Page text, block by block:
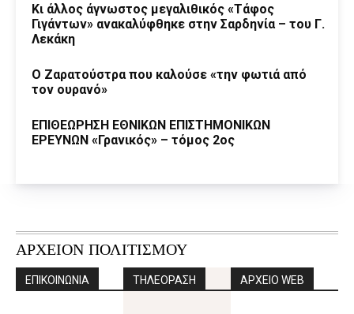
Κι άλλος άγνωστος μεγαλιθικός «Τάφος
Γιγάντων» ανακαλύφθηκε στην Σαρδηνία – του Γ.
Λεκάκη
Ο Ζαρατούστρα που καλούσε «την φωτιά από
τον ουρανό»
ΕΠΙΘΕΩΡΗΣΗ ΕΘΝΙΚΩΝ ΕΠΙΣΤΗΜΟΝΙΚΩΝ
ΕΡΕΥΝΩΝ «Γρανικός» – τόμος 2ος
ΑΡΧΕΙΟΝ ΠΟΛΙΤΙΣΜΟΥ
ΕΠΙΚΟΙΝΩΝΙΑ ΤΗΛΕΟΡΑΣΗ ΑΡΧΕΙΟ WEB